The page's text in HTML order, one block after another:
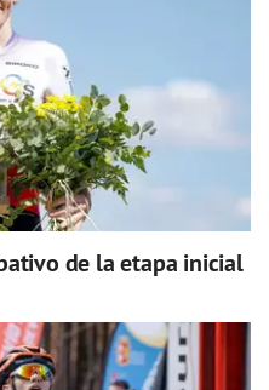
de la etapa inicial